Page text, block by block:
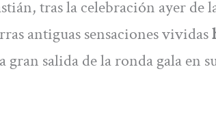
tras la celebración ayer
antiguas sensaciones vividas
gran salida de la ronda gala en